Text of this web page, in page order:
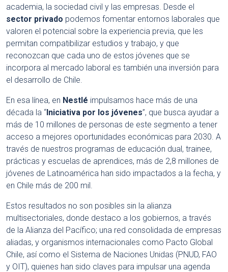
academia, la sociedad civil y las empresas. Desde el
sector privado podemos fomentar entornos laborales que
valoren el potencial sobre la experiencia previa, que les
permitan compatibilizar estudios y trabajo, y que
reconozcan que cada uno de estos jóvenes que se
incorpora al mercado laboral es también una inversión para
el desarrollo de Chile.
En esa línea, en Nestlé impulsamos hace más de una
década la “Iniciativa por los jóvenes”, que busca ayudar a
más de 10 millones de personas de este segmento a tener
acceso a mejores oportunidades económicas para 2030. A
través de nuestros programas de educación dual, trainee,
prácticas y escuelas de aprendices, más de 2,8 millones de
jóvenes de Latinoamérica han sido impactados a la fecha, y
en Chile más de 200 mil.
Estos resultados no son posibles sin la alianza
multisectoriales, donde destaco a los gobiernos, a través
de la Alianza del Pacífico; una red consolidada de empresas
aliadas, y organismos internacionales como Pacto Global
Chile, así como el Sistema de Naciones Unidas (PNUD, FAO
y OIT), quienes han sido claves para impulsar una agenda